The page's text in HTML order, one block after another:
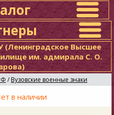
(Ленинградское Высшее
им. адмирала С. О.
/ Вузовские военные знаки
в наличии